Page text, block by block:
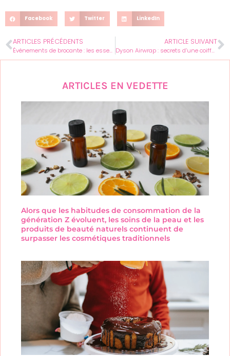
Facebook Twitter LinkedIn
ARTICLES PRÉCÉDENTS
Événements de brocante : les essentiels pour réussir avec Sabradou
ARTICLE SUIVANT
Dyson Airwrap : secrets d’une coiffure impeccable pour femmes pressées
ARTICLES EN VEDETTE
Alors que les habitudes de consommation de la
génération Z évoluent, les soins de la peau et les
produits de beauté naturels continuent de
surpasser les cosmétiques traditionnels